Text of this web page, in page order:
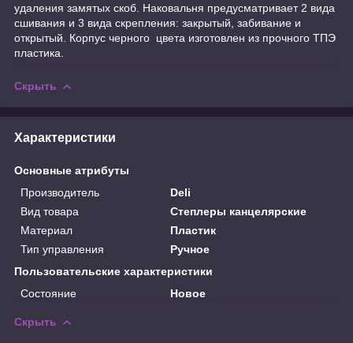
удаления замятых скоб. Наковальня предусматривает 2 вида
сшивания и 3 вида скрепления: закрытый, забивание и
открытый. Корпус черного цвета изготовлен из прочного ТПЭ
пластика.
Скрыть
Характеристики
Основные атрибуты
Производитель
Deli
Вид товара
Степлеры канцелярские
Материал
Пластик
Тип управления
Ручное
Пользовательские характеристики
Состояние
Новое
Скрыть